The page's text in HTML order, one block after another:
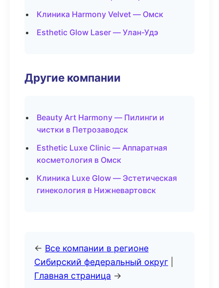
Клиника Harmony Velvet — Омск
Esthetic Glow Laser — Улан-Удэ
Другие компании
Beauty Art Harmony — Пилинги и
чистки в Петрозаводск
Esthetic Luxe Clinic — Аппаратная
косметология в Омск
Клиника Luxe Glow — Эстетическая
гинекология в Нижневартовск
← Все компании в регионе
Сибирский федеральный округ
Главная страница →